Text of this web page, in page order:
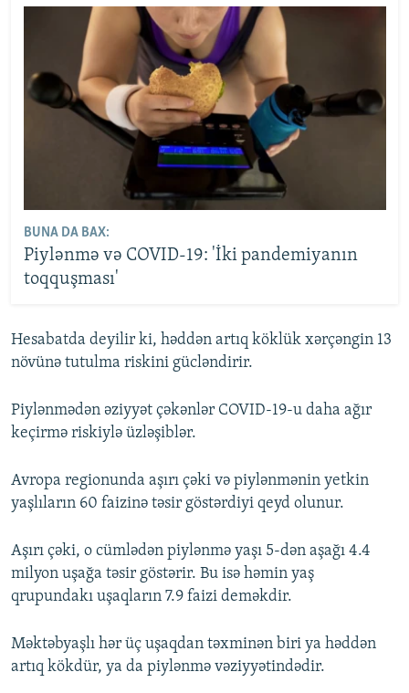
BUNA DA BAX:
Piylənmə və COVID-19: 'İki pandemiyanın
toqquşması'
Hesabatda deyilir ki, həddən artıq köklük xərçəngin 13
növünə tutulma riskini gücləndirir.
Piylənmədən əziyyət çəkənlər COVID-19-u daha ağır
keçirmə riskiylə üzləşiblər.
Avropa regionunda aşırı çəki və piylənmənin yetkin
yaşlıların 60 faizinə təsir göstərdiyi qeyd olunur.
Aşırı çəki, o cümlədən piylənmə yaşı 5-dən aşağı 4.4
milyon uşağa təsir göstərir. Bu isə həmin yaş
qrupundakı uşaqların 7.9 faizi deməkdir.
Məktəbyaşlı hər üç uşaqdan təxminən biri ya həddən
artıq kökdür, ya da piylənmə vəziyyətindədir.